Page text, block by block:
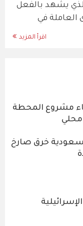
الذي يشهد بالفعل
العاملة في
اقرأ المزيد
عطاء مشروع المحطة
محلي
خرق صارخ